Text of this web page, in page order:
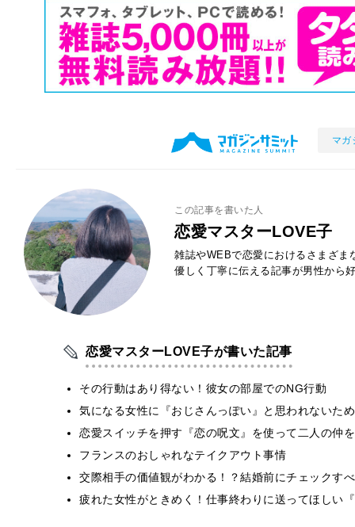
マガ
この記事を書いた人
恋愛マスターLOVE子
雑誌やWEBで恋愛におけるさまざま
優しく丁寧に伝える記事が男性から
恋愛マスターLOVE子が書いた記事
その行動はあり得ない！彼女の部屋でのNG行動
気になる女性に『おじさんっぽい』と思われないた
恋愛スイッチを押す『恋の呪文』を使って二人の仲
フランスのおしゃれなテイクアウト事情
交際相手の価値観がわかる！？結婚前にチェックす
疲れた女性がときめく！仕事終わりに送ってほしい